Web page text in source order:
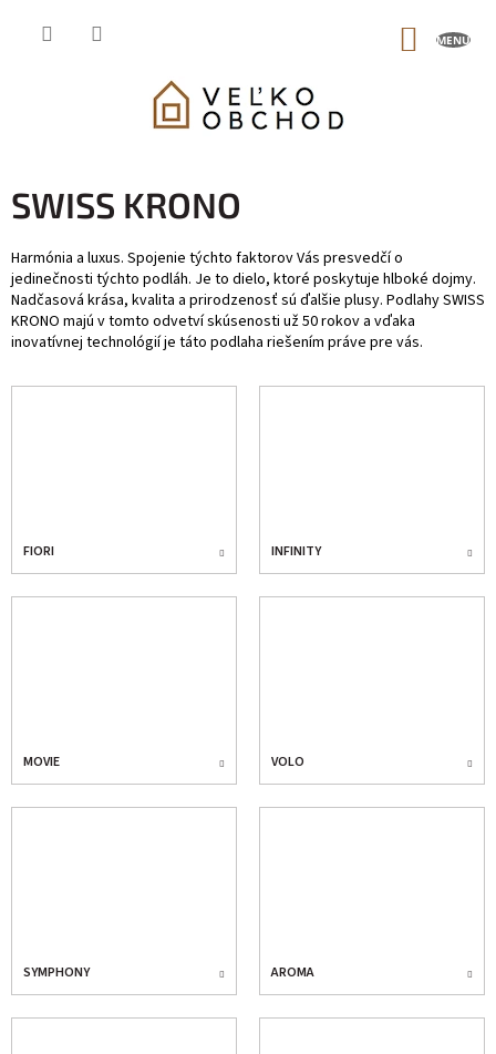
SWISS KRONO
Harmónia a luxus. Spojenie týchto faktorov Vás presvedčí o
jedinečnosti týchto podláh. Je to dielo, ktoré poskytuje hlboké dojmy.
Nadčasová krása, kvalita a prirodzenosť sú ďalšie plusy. Podlahy SWISS
KRONO majú v tomto odvetví skúsenosti už 50 rokov a vďaka
inovatívnej technológií je táto podlaha riešením práve pre vás.
FIORI INFINITY
MOVIE VOLO
SYMPHONY AROMA